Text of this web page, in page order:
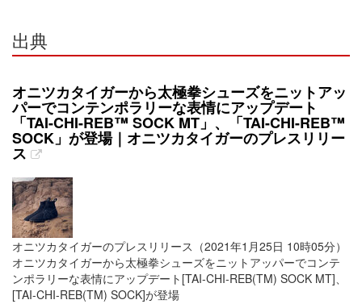
出典
オニツカタイガーから太極拳シューズをニットアッ
パーでコンテンポラリーな表情にアップデート
「TAI-CHI-REB™️ SOCK MT」、「TAI-CHI-REB™️
SOCK」が登場｜オニツカタイガーのプレスリリー
ス
オニツカタイガーのプレスリリース（2021年1月25日 10時05分）
オニツカタイガーから太極拳シューズをニットアッパーでコンテ
ンポラリーな表情にアップデート[TAI-CHI-REB(TM)️ SOCK MT]、
[TAI-CHI-REB(TM)️ SOCK]が登場